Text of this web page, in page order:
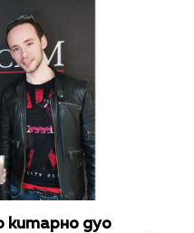
китарно дуо